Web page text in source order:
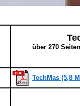
über 270
TechMas (5,8